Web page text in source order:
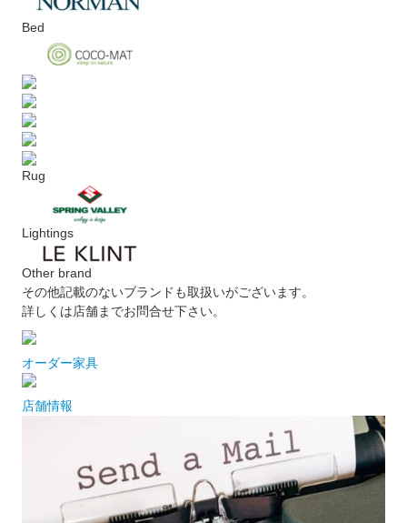
Bed
Rug
Lightings
Other brand
その他記載のないブランドも取扱いがございます。
詳しくは店舗までお問合せ下さい。
オーダー家具
店舗情報